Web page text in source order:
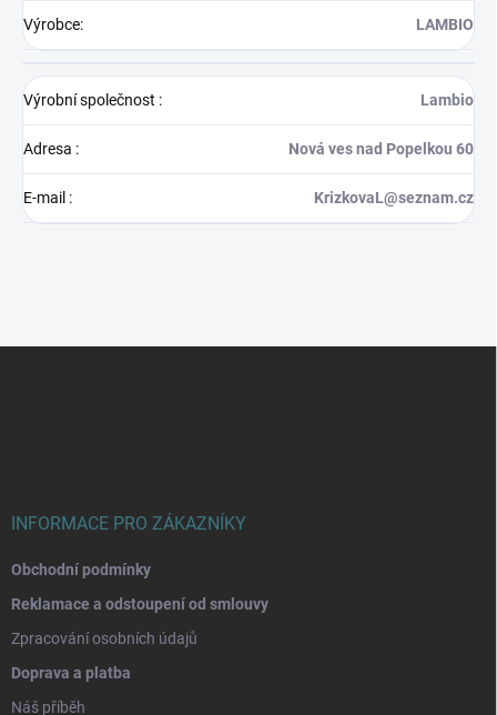
Výrobce: LAMBIO
Výrobní společnost : Lambio
Adresa : Nová ves nad Popelkou 60
E-mail : KrizkovaL@seznam.cz
INFORMACE PRO ZÁKAZNÍKY
Obchodní podmínky
Reklamace a odstoupení od smlouvy
Zpracování osobních údajů
Doprava a platba
Náš příběh